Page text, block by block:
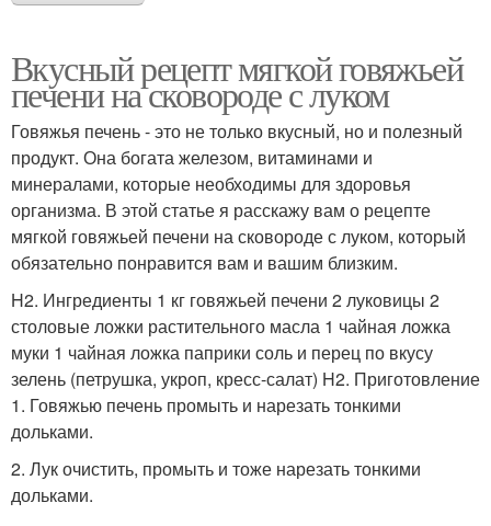
Вкусный рецепт мягкой говяжьей
печени на сковороде с луком
Говяжья печень - это не только вкусный, но и полезный
продукт. Она богата железом, витаминами и
минералами, которые необходимы для здоровья
организма. В этой статье я расскажу вам о рецепте
мягкой говяжьей печени на сковороде с луком, который
обязательно понравится вам и вашим близким.
H2. Ингредиенты 1 кг говяжьей печени 2 луковицы 2
столовые ложки растительного масла 1 чайная ложка
муки 1 чайная ложка паприки соль и перец по вкусу
зелень (петрушка, укроп, кресс-салат) H2. Приготовление
1. Говяжью печень промыть и нарезать тонкими
дольками.
2. Лук очистить, промыть и тоже нарезать тонкими
дольками.